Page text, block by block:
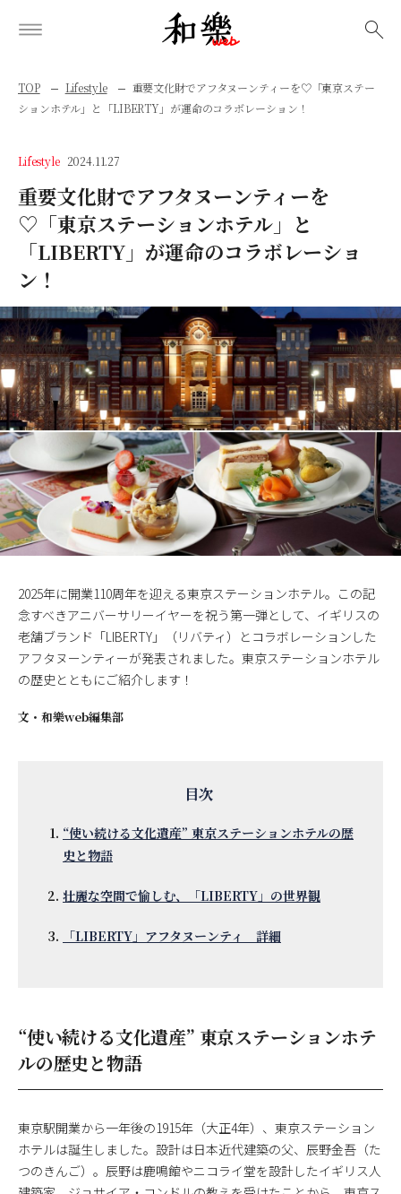
TOP Lifestyle
重要文化財でアフタヌーンティーを♡「東京ステー
ションホテル」と「LIBERTY」が運命のコラボレーション！
Lifestyle 2024.11.27
重要文化財でアフタヌーンティーを
♡「東京ステーションホテル」と
「LIBERTY」が運命のコラボレーショ
ン！
2025年に開業110周年を迎える東京ステーションホテル。この記
念すべきアニバーサリーイヤーを祝う第一弾として、イギリスの
老舗ブランド「LIBERTY」（リバティ）とコラボレーションした
アフタヌーンティーが発表されました。東京ステーションホテル
の歴史とともにご紹介します！
文・ 和樂web編集部
“使い続ける文化遺産” 東京ステーションホテルの歴
史と物語
壮麗な空間で愉しむ、「LIBERTY」の世界観
「LIBERTY」アフタヌーンティ 詳細
“使い続ける文化遺産” 東京ステーションホテ
ルの歴史と物語
東京駅開業から一年後の1915年（大正4年）、東京ステーション
ホテルは誕生しました。設計は日本近代建築の父、辰野金吾（た
つのきんご）。辰野は鹿鳴館やニコライ堂を設計したイギリス人